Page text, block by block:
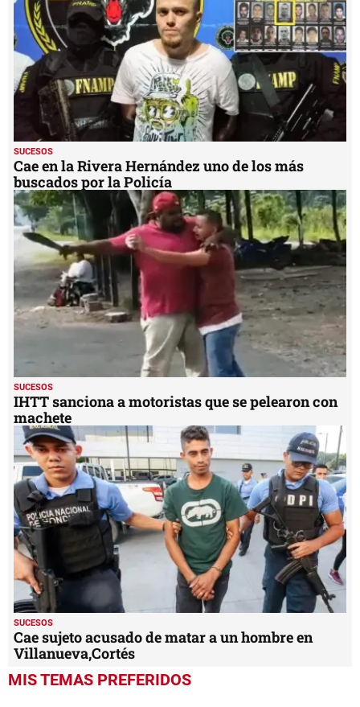
SUCESOS
Cae en la Rivera Hernández uno de los más
buscados por la Policía
SUCESOS
IHTT sanciona a motoristas que se pelearon con
machete
SUCESOS
Cae sujeto acusado de matar a un hombre en
Villanueva,Cortés
MIS TEMAS PREFERIDOS